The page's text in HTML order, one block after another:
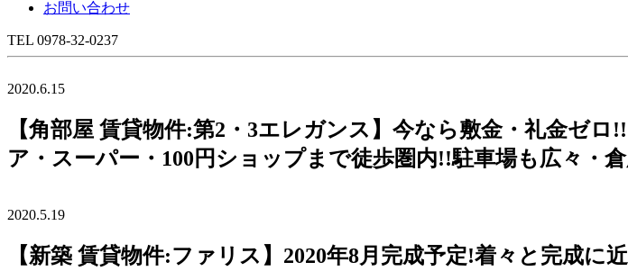
お問い合わせ
TEL 0978-32-0237
2020.6.15
【角部屋 賃貸物件:第2・3エレガンス】今なら敷金・礼金ゼ
ア・スーパー・100円ショップまで徒歩圏内!!駐車場も広々・
2020.5.19
【新築 賃貸物件:ファリス】2020年8月完成予定!着々と完成